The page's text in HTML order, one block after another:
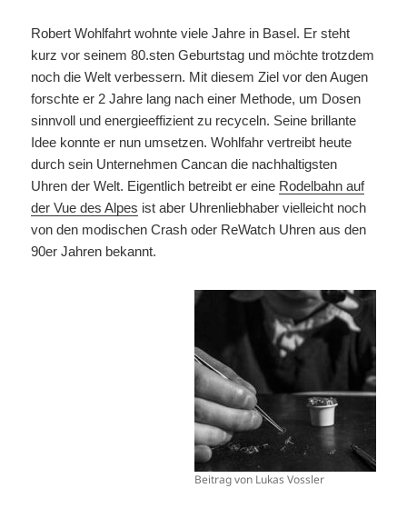
Robert Wohlfahrt wohnte viele Jahre in Basel. Er steht
kurz vor seinem 80.sten Geburtstag und möchte trotzdem
noch die Welt verbessern. Mit diesem Ziel vor den Augen
forschte er 2 Jahre lang nach einer Methode, um Dosen
sinnvoll und energieeffizient zu recyceln. Seine brillante
Idee konnte er nun umsetzen. Wohlfahr vertreibt heute
durch sein Unternehmen Cancan die nachhaltigsten
Uhren der Welt. Eigentlich betreibt er eine Rodelbahn auf
der Vue des Alpes ist aber Uhrenliebhaber vielleicht noch
von den modischen Crash oder ReWatch Uhren aus den
90er Jahren bekannt.
Beitrag von Lukas Vossler